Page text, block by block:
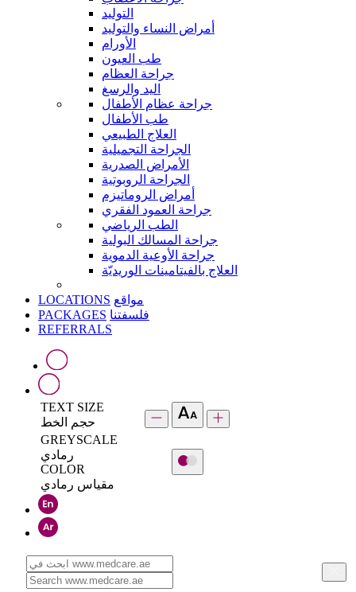
التوليد
أمراض النساء والتوليد
الأورام
طب العيون
جراحة العظام
اليد والرسغ
جراحة عظام الأطفال
طب الأطفال
العلاج الطبيعي
الجراحة التجميلية
الأمراض الصدرية
الجراحة الروبوتية
أمراض الروماتيزم
جراحة العمود الفقري
الطب الرياضي
جراحة المسالك البولية
جراحة الأوعية الدموية
العلاج بالفيتامينات الوريديّة
LOCATIONS مواقع
PACKAGES فلسفتنا
REFERRALS
TEXT SIZE
حجم الخط
GREYSCALE
رمادي
COLOR
مقياس رمادي